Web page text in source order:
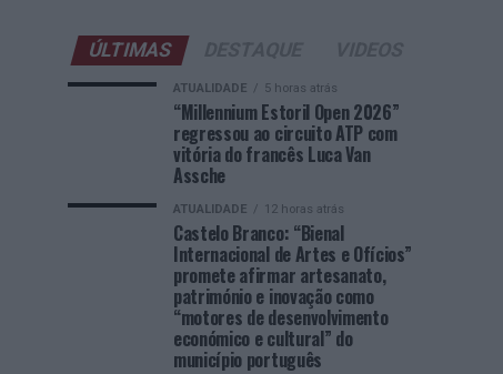
ÚLTIMAS
ATUALIDADE 5 horas atrás
“Millennium Estoril Open 2026”
regressou ao circuito ATP com
vitória do francês Luca Van
Assche
ATUALIDADE 12 horas atrás
Castelo Branco: “Bienal
Internacional de Artes e Ofícios”
promete afirmar artesanato,
património e inovação como
“motores de desenvolvimento
económico e cultural” do
município português